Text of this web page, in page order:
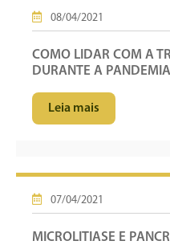
08/04/2021
COMO LIDAR COM A
DURANTE A
Leia mais
07/04/2021
MICROLITIASE E